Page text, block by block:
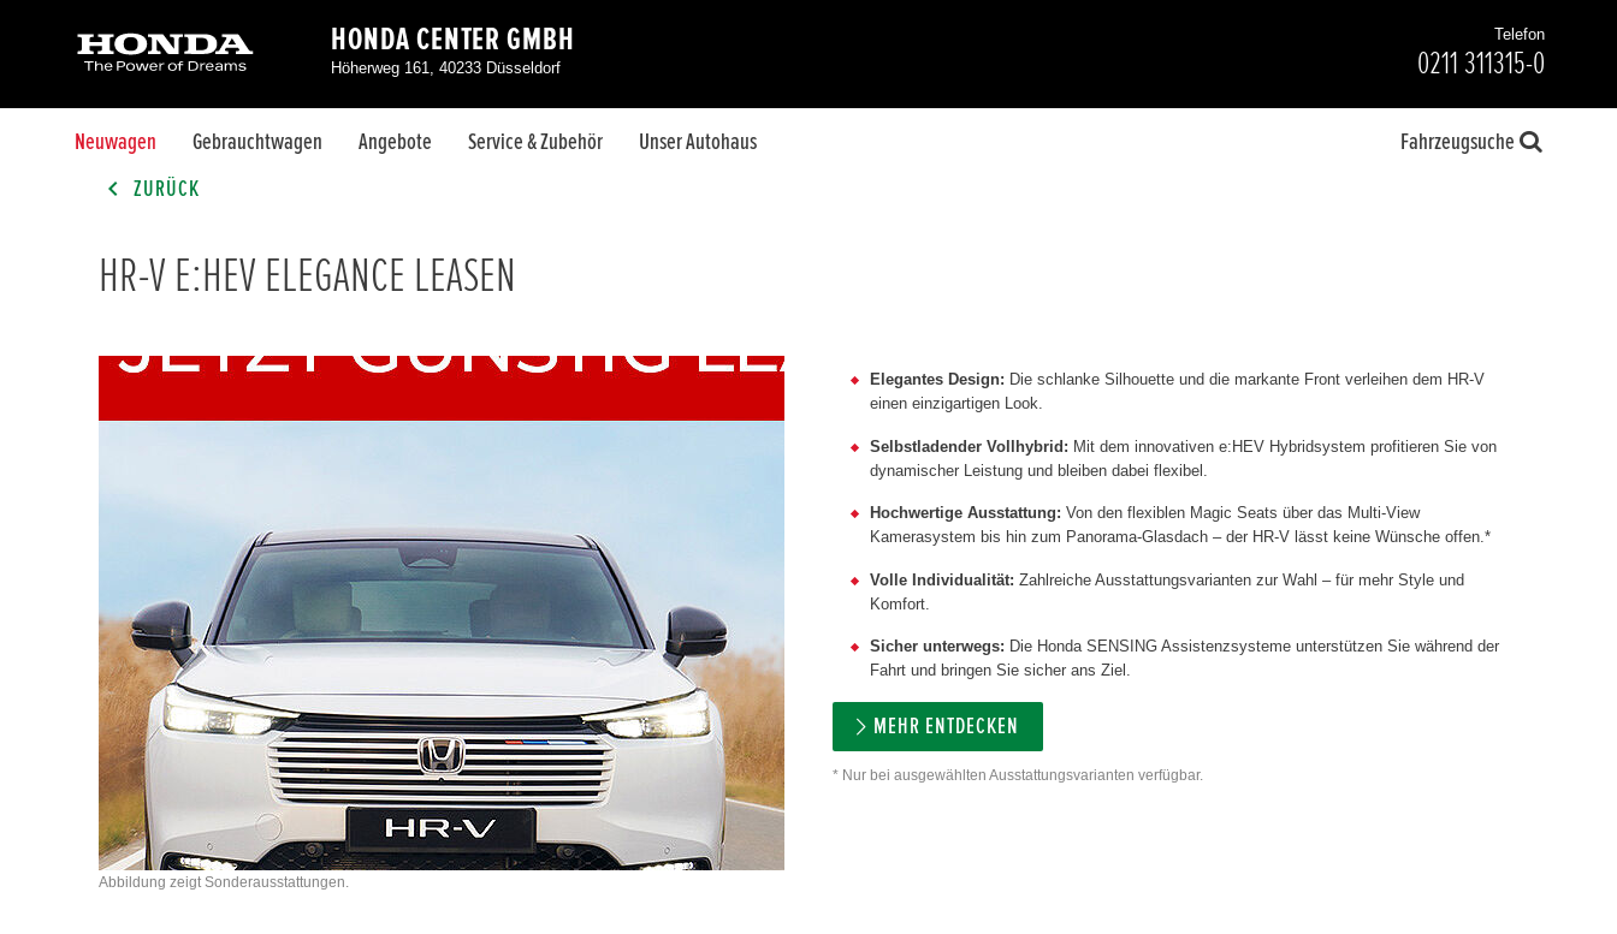
HONDA CENTER GMBH
Höherweg 161, 40233 Düsseldorf
Telefon
0211 311315-0
Neuwagen Gebrauchtwagen Angebote Service & Zubehör Unser Autohaus Fahrzeugsuche
ZURÜCK
HR-V E:HEV ELEGANCE LEASEN
Abbildung zeigt Sonderausstattungen.
Elegantes Design: Die schlanke Silhouette und die markante Front verleihen dem HR-V
einen einzigartigen Look.
Selbstladender Vollhybrid: Mit dem innovativen e:HEV Hybridsystem profitieren Sie von
dynamischer Leistung und bleiben dabei flexibel.
Hochwertige Ausstattung: Von den flexiblen Magic Seats über das Multi-View
Kamerasystem bis hin zum Panorama-Glasdach – der HR-V lässt keine Wünsche offen.*
Volle Individualität: Zahlreiche Ausstattungsvarianten zur Wahl – für mehr Style und
Komfort.
Sicher unterwegs: Die Honda SENSING Assistenzsysteme unterstützen Sie während der
Fahrt und bringen Sie sicher ans Ziel.
MEHR ENTDECKEN
* Nur bei ausgewählten Ausstattungsvarianten verfügbar.